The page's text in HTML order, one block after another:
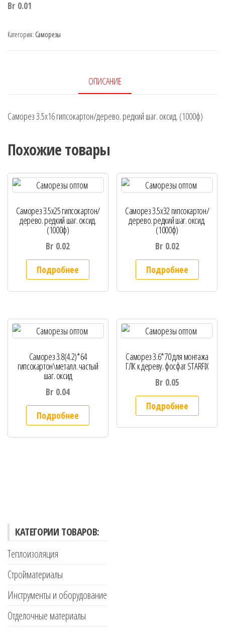
Br 0.01
Категория: Саморезы
ОПИСАНИЕ
Саморез 3.5х16 гипсокартон/дерево. редкий шаг. оксид. (1000ф)
Похожие товары
Саморез 3.5х25 гипсокартон/
дерево. редкий шаг. оксид.
(1000ф)
Br 0.02
Подробнее
Саморез 3.5х32 гипсокартон/
дерево. редкий шаг. оксид.
(1000ф)
Br 0.02
Подробнее
Саморез 3.8(4.2)*64
гипсокартон\металл. частый
шаг. оксид
Br 0.04
Подробнее
Саморез 3.6*70 для монтажа
ГЛК к дереву. фосфат STARFIX
Br 0.05
Подробнее
КАТЕГОРИИ ТОВАРОВ:
Теплоизоляция
Стройматериалы
Инструменты и оборудование
Отделочные материалы